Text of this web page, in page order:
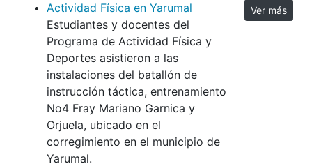
Actividad Física en Yarumal
Estudiantes y docentes del
Programa de Actividad Física y
Deportes asistieron a las
instalaciones del batallón de
instrucción táctica, entrenamiento
No4 Fray Mariano Garnica y
Orjuela, ubicado en el
corregimiento en el municipio de
Yarumal.
Ver más